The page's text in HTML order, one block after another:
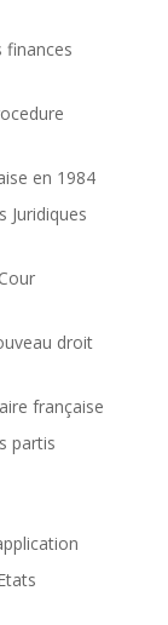
finances
en 1984
Juridiques
droit
française
partis